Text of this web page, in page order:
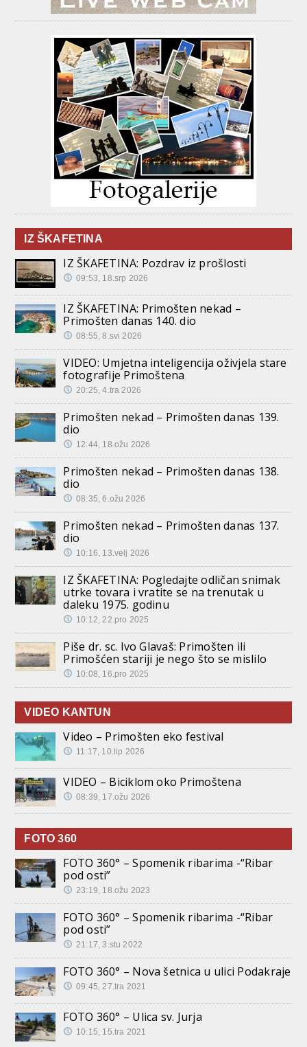
IZ ŠKAFETINA
IZ ŠKAFETINA: Pozdrav iz prošlosti
09:53, 18.srp 2026
IZ ŠKAFETINA: Primošten nekad –
Primošten danas 140. dio
08:55, 8.svi 2026
VIDEO: Umjetna inteligencija oživjela stare
fotografije Primoštena
20:25, 4.tra 2026
Primošten nekad – Primošten danas 139.
dio
12:44, 18.ožu 2026
Primošten nekad – Primošten danas 138.
dio
08:35, 6.ožu 2026
Primošten nekad – Primošten danas 137.
dio
10:16, 13.velj 2026
IZ ŠKAFETINA: Pogledajte odličan snimak
utrke tovara i vratite se na trenutak u
daleku 1975. godinu
10:12, 22.pro 2025
Piše dr. sc. Ivo Glavaš: Primošten ili
Primošćen stariji je nego što se mislilo
10:08, 16.pro 2025
VIDEO KANTUN
Video – Primošten eko festival
11:17, 10.lip 2026
VIDEO – Biciklom oko Primoštena
08:39, 17.ožu 2026
FOTO 360
FOTO 360° – Spomenik ribarima -“Ribar
pod osti”
23:19, 18.ožu 2023
FOTO 360° – Spomenik ribarima -“Ribar
pod osti”
21:17, 3.stu 2022
FOTO 360° – Nova šetnica u ulici Podakraje
09:45, 27.tra 2021
FOTO 360° – Ulica sv. Jurja
10:15, 15.tra 2021